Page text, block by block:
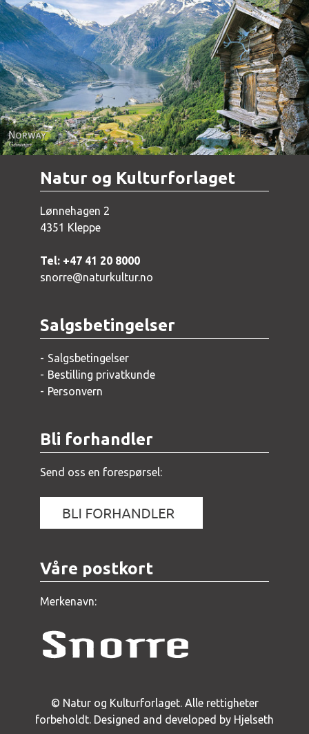
Norway - Geiranger
Natur og Kulturforlaget
Lønnehagen 2
4351 Kleppe
Tel: +47 41 20 8000
snorre@naturkultur.no
Salgsbetingelser
Salgsbetingelser
Bestilling privatkunde
Personvern
Bli forhandler
Send oss en forespørsel:
Våre postkort
Merkenavn:
© Natur og Kulturforlaget. Alle rettigheter
forbeholdt. Designed and developed by Hjelseth